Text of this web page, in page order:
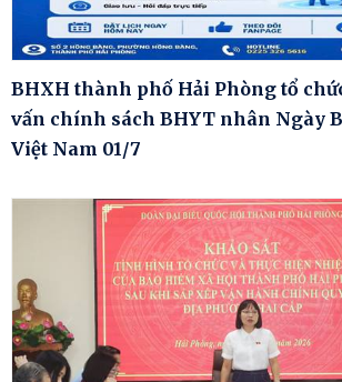
BHXH thành phố Hải Phòng tổ
vấn chính sách BHYT nhân Ngày
Việt Nam 01/7